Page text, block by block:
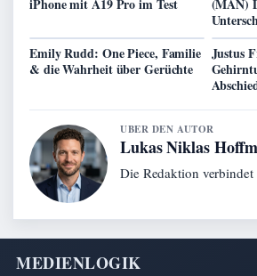
iPhone mit A19 Pro im Test
(MAN)
Emily Rudd: One Piece, Familie
& die Wahrheit über Gerüchte
Justus
UBER DEN AUTOR
Lukas Niklas
Die Redaktion
MEDIENLOGIK